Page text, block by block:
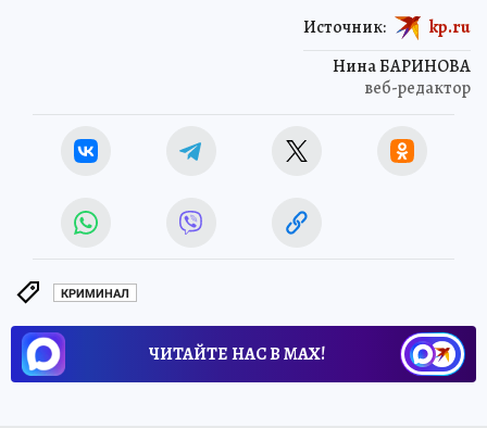
Нина БАРИНОВА
веб-редактор
Источник: kp.ru
КРИМИНАЛ
ЧИТАЙТЕ НАС В МАХ!